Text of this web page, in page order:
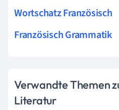
Wortschatz Französisch
Französisch Grammatik
Verwandte Themen
Literatur